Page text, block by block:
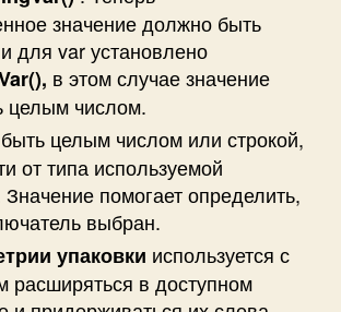
значение должно быть
для var установлено
в этом случае значение
целым числом.
целым числом или строкой,
от типа используемой
помогает определить,
выбран.
упаковки используется с
расширяться в доступном